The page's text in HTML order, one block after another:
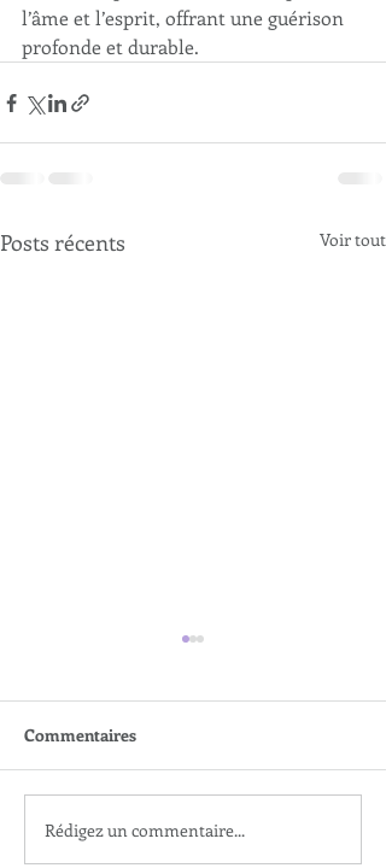
l’âme et l’esprit, offrant une guérison
profonde et durable.
Posts récents Voir tout
Reiki et Chakras
Commentaires
Rédigez un commentaire...